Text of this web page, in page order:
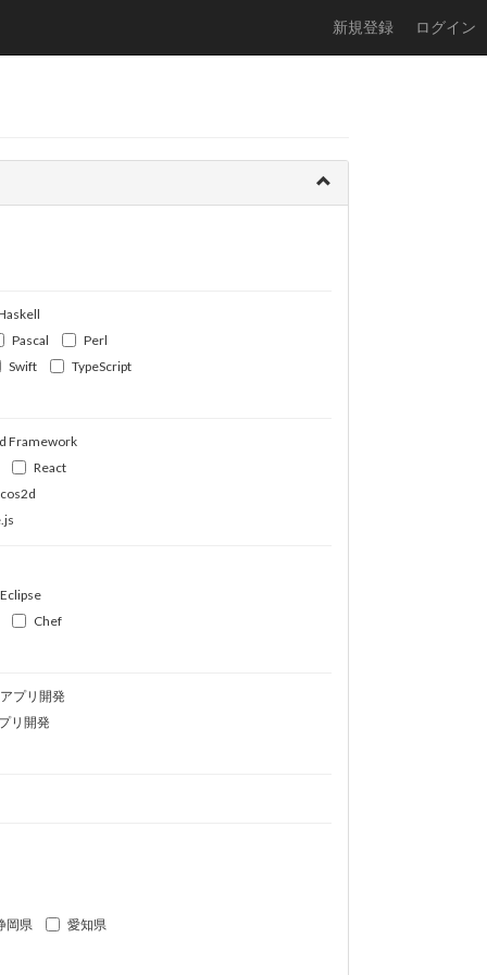
新規登録 ログイン
Pascal
Perl
Swift
TypeScript
Framework
React
Eclipse
Chef
プリ開発
リ開発
岡県
愛知県